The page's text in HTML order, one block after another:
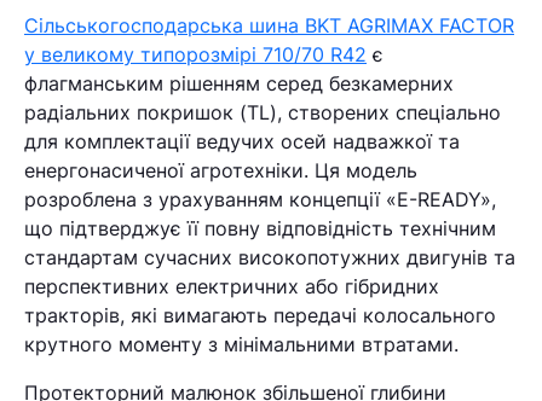
Сільськогосподарська шина BKT AGRIMAX FACTOR
у великому типорозмірі 710/70 R42 є
флагманським рішенням серед безкамерних
радіальних покришок (TL), створених спеціально
для комплектації ведучих осей надважкої та
енергонасиченої агротехніки. Ця модель
розроблена з урахуванням концепції «E-READY»,
що підтверджує її повну відповідність технічним
стандартам сучасних високопотужних двигунів та
перспективних електричних або гібридних
тракторів, які вимагають передачі колосального
крутного моменту з мінімальними втратами.
Протекторний малюнок збільшеної глибини